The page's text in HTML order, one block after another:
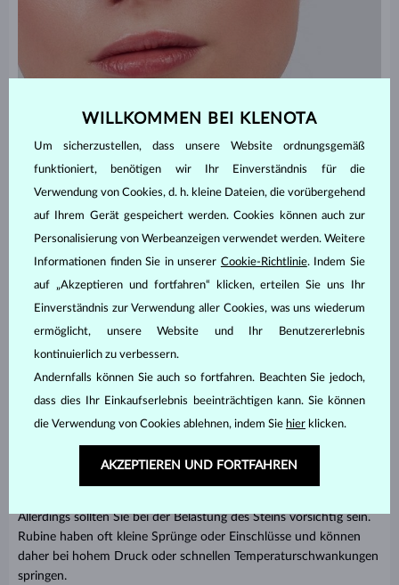
“Himbeerrubine”, also Rubine mit einem leichten Rosa-Stich,
rosa Rubinen sind auch ein wunderbares und symbolb Geschenk
für ein neugeborenes Mädchen.
Was spricht für Rubinschmuck?
Allerdings sollten Sie bei der Belastung des Steins vorsichtig sein.
Rubine haben oft kleine Sprünge oder Einschlüsse und können
daher bei hohem Druck oder schnellen Temperaturschwankungen
springen.
WILLKOMMEN BEI KLENOTA
Um sicherzustellen, dass unsere Website ordnungsgemäß
funktioniert, benötigen wir Ihr Einverständnis für die
Verwendung von Cookies, d. h. kleine Dateien, die vorübergehend
auf Ihrem Gerät gespeichert werden. Cookies können auch zur
Personalisierung von Werbeanzeigen verwendet werden. Weitere
Informationen finden Sie in unserer Cookie-Richtlinie. Indem Sie
auf „Akzeptieren und fortfahren“ klicken, erteilen Sie uns Ihr
Einverständnis zur Verwendung aller Cookies, was uns wiederum
ermöglicht, unsere Website und Ihr Benutzererlebnis
kontinuierlich zu verbessern.
Andernfalls können Sie auch so fortfahren. Beachten Sie jedoch,
dass dies Ihr Einkaufserlebnis beeinträchtigen kann. Sie können
die Verwendung von Cookies ablehnen, indem Sie hier klicken.
AKZEPTIEREN UND FORTFAHREN